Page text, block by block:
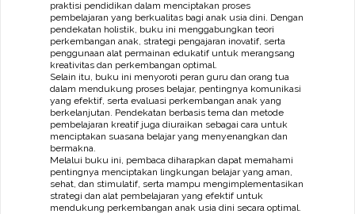
praktisi pendidikan dalam menciptakan proses
pembelajaran yang berkualitas bagi anak usia dini. Dengan
pendekatan holistik, buku ini menggabungkan teori
perkembangan anak, strategi pengajaran inovatif, serta
penggunaan alat permainan edukatif untuk merangsang
kreativitas dan perkembangan optimal.
Selain itu, buku ini menyoroti peran guru dan orang tua
dalam mendukung proses belajar, pentingnya komunikasi
yang efektif, serta evaluasi perkembangan anak yang
berkelanjutan. Pendekatan berbasis tema dan metode
pembelajaran kreatif juga diuraikan sebagai cara untuk
menciptakan suasana belajar yang menyenangkan dan
bermakna.
Melalui buku ini, pembaca diharapkan dapat memahami
pentingnya menciptakan lingkungan belajar yang aman,
sehat, dan stimulatif, serta mampu mengimplementasikan
strategi dan alat pembelajaran yang efektif untuk
mendukung perkembangan anak usia dini secara optimal.